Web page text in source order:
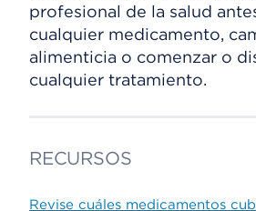
profesional de la salud
cualquier medicamento,
alimenticia o comenzar o
cualquier tratamiento.
RECURSOS
Revise cuáles medicamentos